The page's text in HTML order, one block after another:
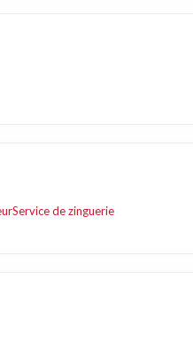
Service de zinguerie